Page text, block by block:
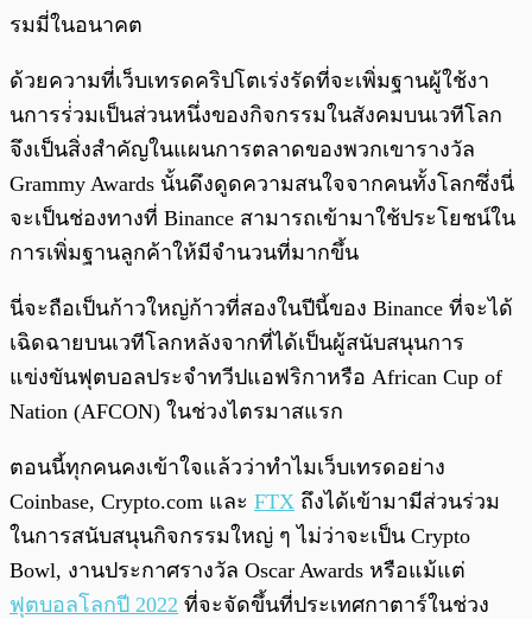
รมมี่ในอนาคต
ด้วยความที่เว็บเทรดคริปโตเร่งรัดที่จะเพิ่มฐานผู้ใช้งา
นการร่่วมเป็นส่วนหนึ่งของกิจกรรมในสังคมบนเวทีโลก
จึงเป็นสิ่งสำคัญในแผนการตลาดของพวกเขารางวัล
Grammy Awards นั้นดึงดูดความสนใจจากคนทั้งโลกซึ่งนี่
จะเป็นช่องทางที่ Binance สามารถเข้ามาใช้ประโยชน์ใน
การเพิ่มฐานลูกค้าให้มีจำนวนที่มากขึ้น
นี่จะถือเป็นก้าวใหญ่ก้าวที่สองในปีนี้ของ Binance ที่จะได้
เฉิดฉายบนเวทีโลกหลังจากที่ได้เป็นผู้สนับสนุนการ
แข่งขันฟุตบอลประจำทวีปแอฟริกาหรือ African Cup of
Nation (AFCON) ในช่วงไตรมาสแรก
ตอนนี้ทุกคนคงเข้าใจแล้วว่าทำไมเว็บเทรดอย่าง
Coinbase, Crypto.com และ FTX ถึงได้เข้ามามีส่วนร่วม
ในการสนับสนุนกิจกรรมใหญ่ ๆ ไม่ว่าจะเป็น Crypto
Bowl, งานประกาศรางวัล Oscar Awards หรือแม้แต่
ฟุตบอลโลกปี 2022 ที่จะจัดขึ้นที่ประเทศกาตาร์ในช่วง